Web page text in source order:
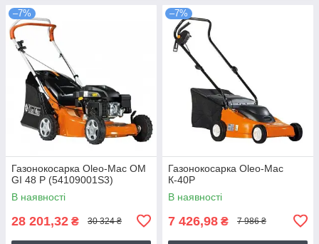
–7%
Газонокосарка Oleo-Mac OM
GI 48 P (54109001S3)
В наявності
28 201,32 ₴ 30 324 ₴
–7%
Газонокосарка Oleo-Mac
К-40Р
В наявності
7 426,98 ₴ 7 986 ₴